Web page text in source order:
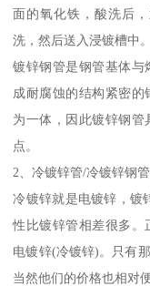
面的氧化铁，酸洗后
洗，然后送入浸镀槽中。
镀锌钢管是钢管基体与
成耐腐蚀的结构紧密的
为一体，因此镀锌钢
点。
2、冷镀锌管/冷镀锌钢管
冷镀锌就是电镀锌，镀
性比镀锌管相差很多。
电镀锌(冷镀锌)。只有
当然他们的价格也相对